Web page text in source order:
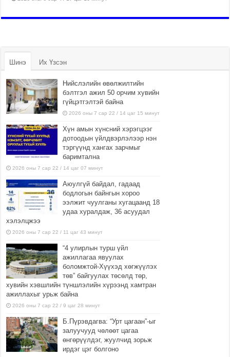
Шинэ Их Үзсэн
Нийслэлийн өвөлжилтийн
бэлтгэл ажил 50 орчим хувийн
гүйцэтгэлтэй байна
2026 оны 7 сар 22 / 14 цаг 15 минут
Хүн амын хүнсний хэрэгцээг
дотоодын үйлдвэрлэлээр нэн
тэргүүнд хангах зарчмыг
баримтална
2026 оны 7 сар 22 / 14 цаг 07 минут
Аюулгүй байдал, гадаад
бодлогын байнгын хороо
ээлжит чуулганы хугацаанд 18
удаа хуралдаж, 36 асуудал
хэлэлцжээ
2026 оны 7 сар 22 / 11 цаг 43 минут
“4 улирлын турш үйл
ажиллагаа явуулах
боломжтой-Хүүхэд хөгжүүлэх
төв” байгуулах төсөлд төр,
хувийн хэвшлийн түншлэлийн хүрээнд хамтран
ажиллахыг урьж байна
2026 оны 7 сар 22 / 9 цаг 28 минут
Б.Пүрэвдагва: “Урт цагаан”-ыг
залуучууд чөлөөт цагаа
өнгөрүүлдэг, жуулчид зорьж
ирдэг цэг болгоно